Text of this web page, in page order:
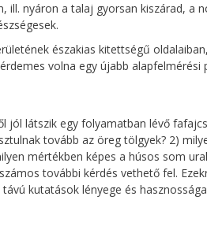
ill. nyáron a talaj gyorsan kiszárad,
északias kitettségű
volna egy újabb
jól látszik egy folyamatban lévő
tovább az öreg tölgyek? 2)
mértékben képes a húsos som
további kérdés vethető fel.
kutatások lényege és